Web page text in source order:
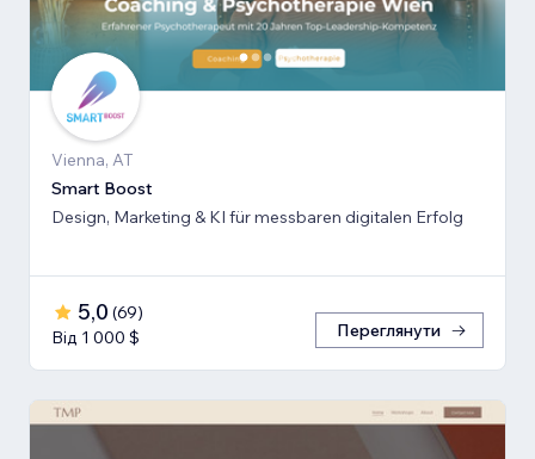
Vienna, AT
Smart Boost
Design, Marketing & KI für messbaren digitalen Erfolg
5,0 (69)
Від 1 000 $
Переглянути